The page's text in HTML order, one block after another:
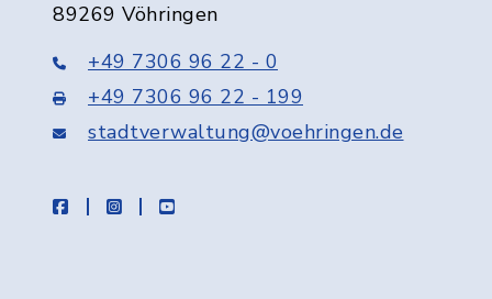
89269 Vöhringen
+49 7306 96 22 - 0
+49 7306 96 22 - 199
stadtverwaltung@voehringen.de
facebookinstagramyoutube